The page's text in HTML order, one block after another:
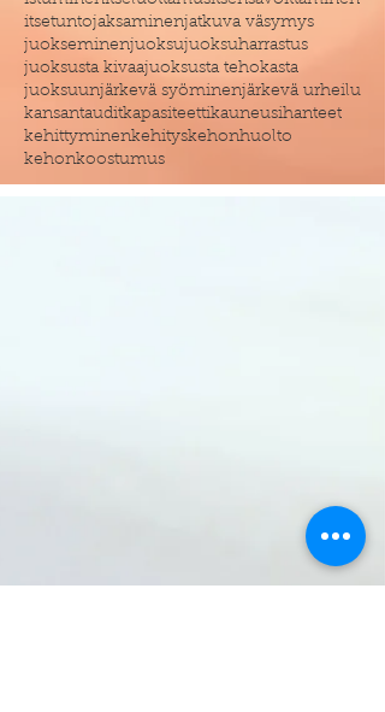
itsetuntojaksaminenjatkuva väsymys
juokseminenjuoksujuoksuharrastus
juoksusta kivaajuoksusta tehokasta
juoksuunjärkevä syöminenjärkevä urheilu
kansantauditkapasiteettikauneusihanteet
kehittyminenkehityskehonhuolto
kehonkoostumus